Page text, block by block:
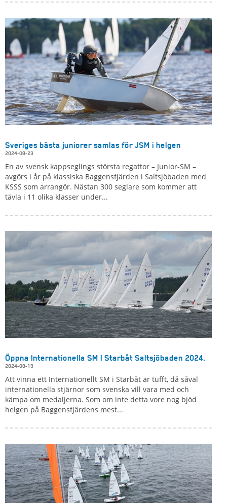
Sveriges bästa juniorer samlas för JSM i helgen
2024-08-23
En av svensk kappseglings största regattor – Junior-SM –
avgörs i år på klassiska Baggensfjärden i Saltsjöbaden med
KSSS som arrangör. Nästan 300 seglare som kommer att
tävla i 11 olika klasser under...
Öppna Internationella SM I Starbåt Saltsjöbaden 2024.
2024-08-19
Att vinna ett Internationellt SM i Starbåt är tufft, då såväl
internationella stjärnor som svenska vill vara med och
kämpa om medaljerna. Som om inte detta vore nog bjöd
helgen på Baggensfjärdens mest...